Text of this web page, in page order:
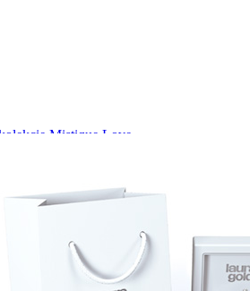
Mistique Love.